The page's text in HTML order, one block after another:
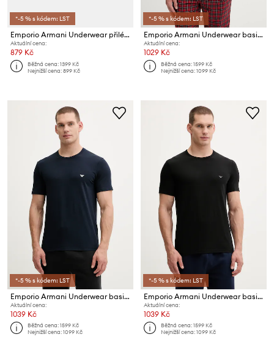
*-5 % s kódem: LST
Emporio Armani Underwear přiléhavé boxerky pánské 3-pack
Aktuální cena:
879 Kč
Běžná cena:1399 Kč
Nejnižší cena:899 Kč
*-5 % s kódem: LST
Emporio Armani Underwear basic tričko pánské bavlněné s elastanem 2-pack
Aktuální cena:
1029 Kč
Běžná cena:1599 Kč
Nejnižší cena:1099 Kč
*-5 % s kódem: LST
Emporio Armani Underwear basic tričko pánské bavlněné s elastanem 2-pack
Aktuální cena:
1039 Kč
Běžná cena:1599 Kč
Nejnižší cena:1099 Kč
*-5 % s kódem: LST
Emporio Armani Underwear basic tričko pánské bavlněné s elastanem 2-pack
Aktuální cena:
1039 Kč
Běžná cena:1599 Kč
Nejnižší cena:1099 Kč